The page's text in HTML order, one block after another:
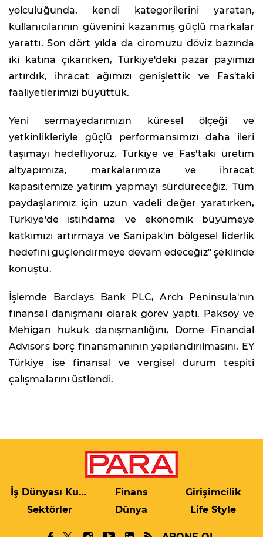
yolculuğunda, kendi kategorilerini yaratan,
kullanıcılarının güvenini kazanmış güçlü markalar
yarattı. Son dört yılda da ciromuzu döviz bazında
iki katına çıkarırken, Türkiye'deki pazar payımızı
artırdık, ihracat ağımızı genişlettik ve Fas'taki
faaliyetlerimizi büyüttük.
Yeni sermayedarımızın küresel ölçeği ve
yetkinlikleriyle güçlü performansımızı daha ileri
taşımayı hedefliyoruz. Türkiye ve Fas'taki üretim
altyapımıza, markalarımıza ve ihracat
kapasitemize yatırım yapmayı sürdüreceğiz. Tüm
paydaşlarımız için uzun vadeli değer yaratırken,
Türkiye'de istihdama ve ekonomik büyümeye
katkımızı artırmaya ve Sanipak'ın bölgesel liderlik
hedefini güçlendirmeye devam edeceğiz" şeklinde
konuştu.
İşlemde Barclays Bank PLC, Arch Peninsula'nın
finansal danışmanı olarak görev yaptı. Paksoy ve
Mehigan hukuk danışmanlığını, Dome Financial
Advisors borç finansmanının yapılandırılmasını, EY
Türkiye ise finansal ve vergisel durum tespiti
çalışmalarını üstlendi.
İş Dünyası Kulis Finans
Girişimcilik
Sektörler
Dünya Life Style